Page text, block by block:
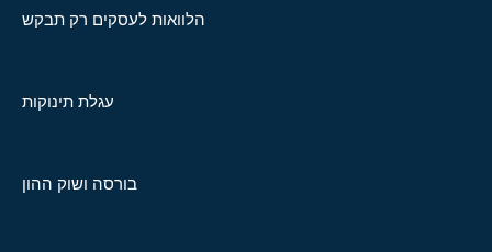
הלוואות לעסקים רק תבקש
עגלת תינוקות
בורסה ושוק ההון